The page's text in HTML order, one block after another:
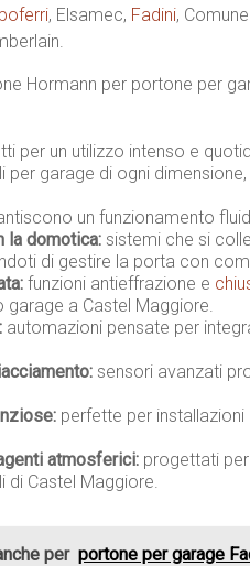
, Elsamec, Fadini,
Hormann per portone per
per un utilizzo intenso e
per garage di ogni
un funzionamento
la domotica: sistemi che si
di gestire la porta con
funzioni antieffrazione e
garage a Castel Maggiore.
automazioni pensate per
sensori avanzati
perfette per
atmosferici: progettati
di Castel Maggiore.
per portone per garage